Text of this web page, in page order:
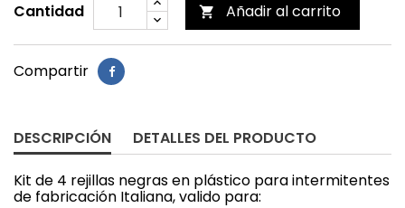
Cantidad
 Añadir al carrito
Compartir
DESCRIPCIÓN DETALLES DEL PRODUCTO
Kit de 4 rejillas negras en plástico para intermitentes
de fabricación Italiana, valido para: